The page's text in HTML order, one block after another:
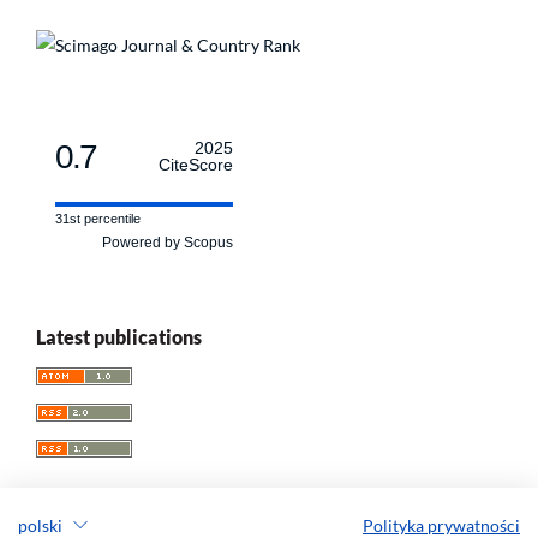
polski Polityka prywatności
0.7
2025
CiteScore
31st percentile
Powered by Scopus
Latest publications